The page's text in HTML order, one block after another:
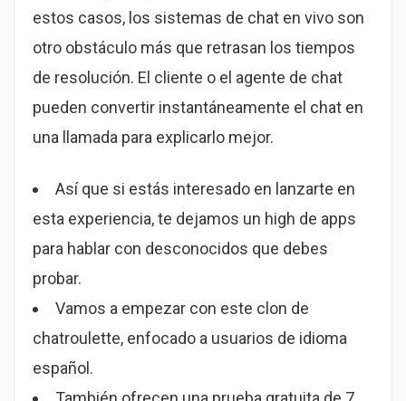
estos casos, los sistemas de chat en vivo son
otro obstáculo más que retrasan los tiempos
de resolución. El cliente o el agente de chat
pueden convertir instantáneamente el chat en
una llamada para explicarlo mejor.
Así que si estás interesado en lanzarte en
esta experiencia, te dejamos un high de apps
para hablar con desconocidos que debes
probar.
Vamos a empezar con este clon de
chatroulette, enfocado a usuarios de idioma
español.